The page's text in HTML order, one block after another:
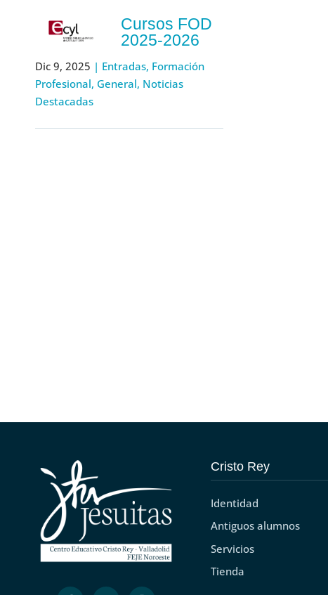
Cursos FOD
2025-2026
Dic 9, 2025 | Entradas, Formación
Profesional, General, Noticias
Destacadas
Cristo Rey
Identidad
Antiguos alumnos
Servicios
Tienda